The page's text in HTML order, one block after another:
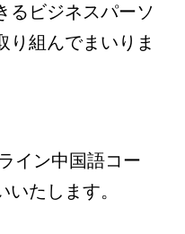
るビジネスパーソ
り組んでまいりま
イン中国語コー
たします。